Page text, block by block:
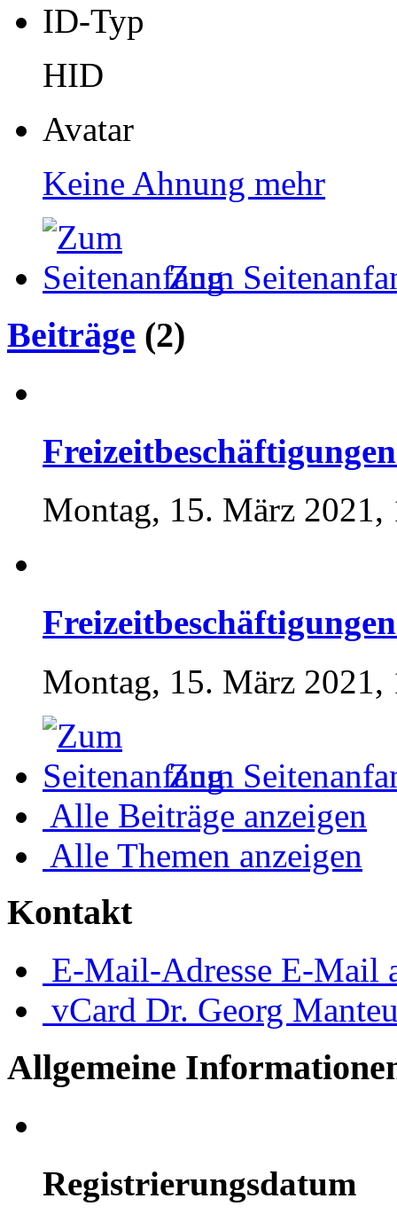
ID-Typ
HID
Avatar
Keine Ahnung mehr
Zum
Beiträge (2)
Montag, 15. März 2021,
Montag, 15. März 2021,
Zum
Alle Beiträge anzeigen
Alle Themen anzeigen
Kontakt
E-Mail-Adresse E-Mail
vCard Dr. Georg
Allgemeine
Registrierungsdatum